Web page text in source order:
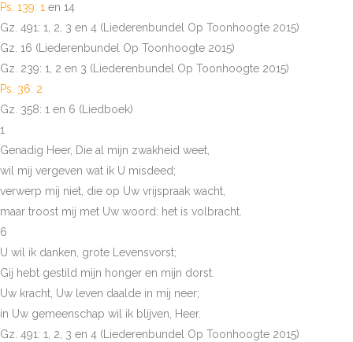
Ps. 139: 1 en 14
Gz. 491: 1, 2, 3 en 4 (Liederenbundel Op Toonhoogte 2015)
Gz. 16 (Liederenbundel Op Toonhoogte 2015)
Gz. 239: 1, 2 en 3 (Liederenbundel Op Toonhoogte 2015)
Ps. 36: 2
Gz. 358: 1 en 6 (Liedboek)
1
Genadig Heer, Die al mijn zwakheid weet,
wil mij vergeven wat ik U misdeed;
verwerp mij niet, die op Uw vrijspraak wacht,
maar troost mij met Uw woord: het is volbracht.
6
U wil ik danken, grote Levensvorst;
Gij hebt gestild mijn honger en mijn dorst.
Uw kracht, Uw leven daalde in mij neer;
in Uw gemeenschap wil ik blijven, Heer.
Gz. 491: 1, 2, 3 en 4 (Liederenbundel Op Toonhoogte 2015)